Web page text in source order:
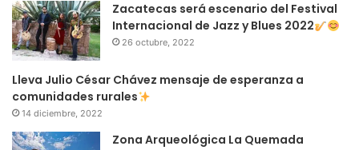
Zacatecas será escenario del Festival
Internacional de Jazz y Blues 2022
26 octubre, 2022
Lleva Julio César Chávez mensaje de esperanza a
comunidades rurales
14 diciembre, 2022
Zona Arqueológica La Quemada